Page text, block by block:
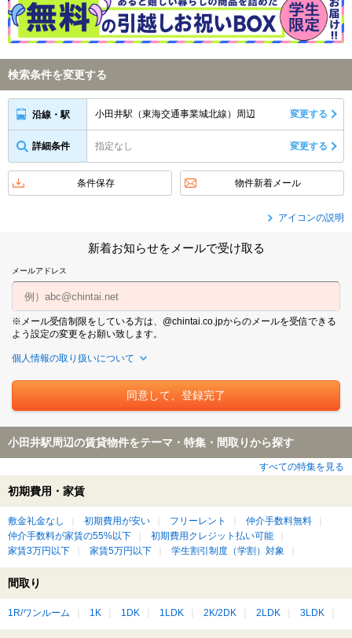
検索条件を変更する
沿線・駅 小田井駅（東海交通事業城北線）周辺 変更する
詳細条件 指定なし 変更する
条件保存 物件新着メール
アイコンの説明
新着お知らせをメールで受け取る
メールアドレス
※メール受信制限をしている方は、@chintai.co.jpからのメールを受信できる
よう設定の変更をお願い致します。
個人情報の取り扱いについて
小田井駅周辺の賃貸物件をテーマ・特集・間取りから探す
すべての特集を見る
初期費用・家賃
敷金礼金なし 初期費用が安い フリーレント
仲介手数料無料
仲介手数料が家賃の55%以下
初期費用クレジット払い可能
家賃3万円以下
家賃5万円以下 学生割引制度（学割）対象
間取り
1R/ワンルーム 1K 1DK 1LDK 2K/2DK 2LDK 3LDK